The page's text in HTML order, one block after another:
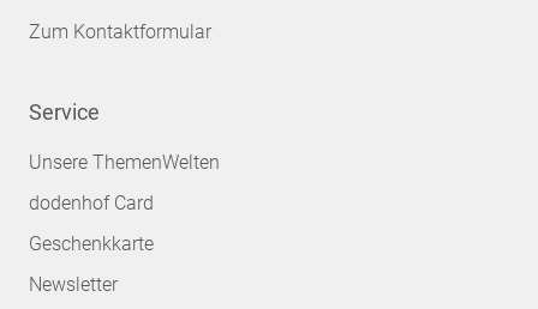
Zum Kontaktformular
Service
Unsere ThemenWelten
dodenhof Card
Geschenkkarte
Newsletter